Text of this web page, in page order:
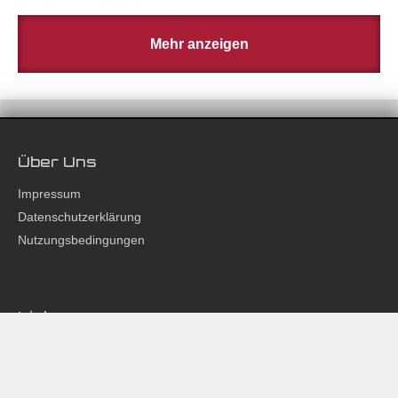
Mehr anzeigen
Über Uns
Impressum
Datenschutzerklärung
Nutzungsbedingungen
Links